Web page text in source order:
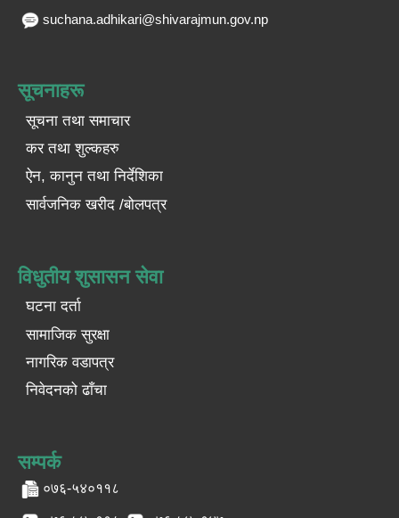
suchana.adhikari@shivarajmun.gov.np
सूचनाहरू
सूचना तथा समाचार
कर तथा शुल्कहरु
ऐन, कानुन तथा निर्देशिका
सार्वजनिक खरीद /बोलपत्र
विधुतीय शुसासन सेवा
घटना दर्ता
सामाजिक सुरक्षा
नागरिक वडापत्र
निवेदनको ढाँचा
सम्पर्क
०७६-५४०११८